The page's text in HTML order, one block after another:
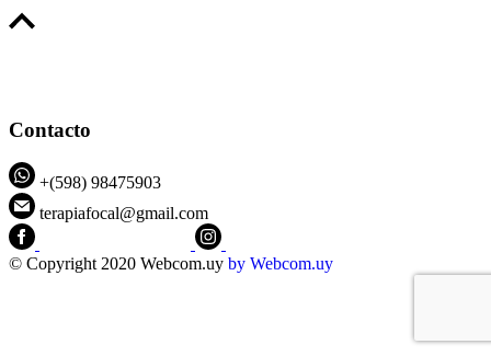
Contacto
+(598) 98475903
terapiafocal@gmail.com
© Copyright 2020 Webcom.uy by Webcom.uy